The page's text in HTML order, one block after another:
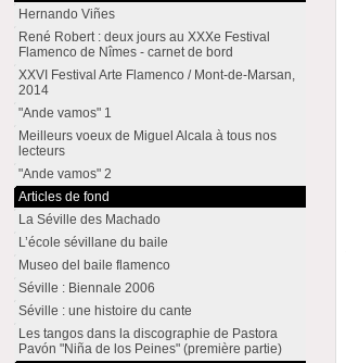
Hernando Viñes
René Robert : deux jours au XXXe Festival
Flamenco de Nîmes - carnet de bord
XXVI Festival Arte Flamenco / Mont-de-Marsan,
2014
"Ande vamos" 1
Meilleurs voeux de Miguel Alcala à tous nos
lecteurs
"Ande vamos" 2
Articles de fond
La Séville des Machado
L’école sévillane du baile
Museo del baile flamenco
Séville : Biennale 2006
Séville : une histoire du cante
Les tangos dans la discographie de Pastora
Pavón "Niña de los Peines" (première partie)